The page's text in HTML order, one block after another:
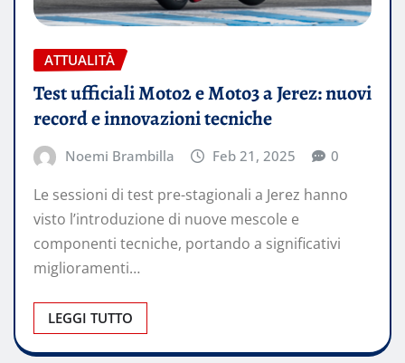
ATTUALITÀ
Test ufficiali Moto2 e Moto3 a Jerez: nuovi
record e innovazioni tecniche
Noemi Brambilla Feb 21, 2025 0
Le sessioni di test pre-stagionali a Jerez hanno
visto l’introduzione di nuove mescole e
componenti tecniche, portando a significativi
miglioramenti…
LEGGI TUTTO